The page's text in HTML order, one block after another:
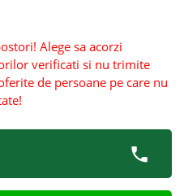
Alege sa acorzi
verificati si nu trimite
de persoane pe care nu